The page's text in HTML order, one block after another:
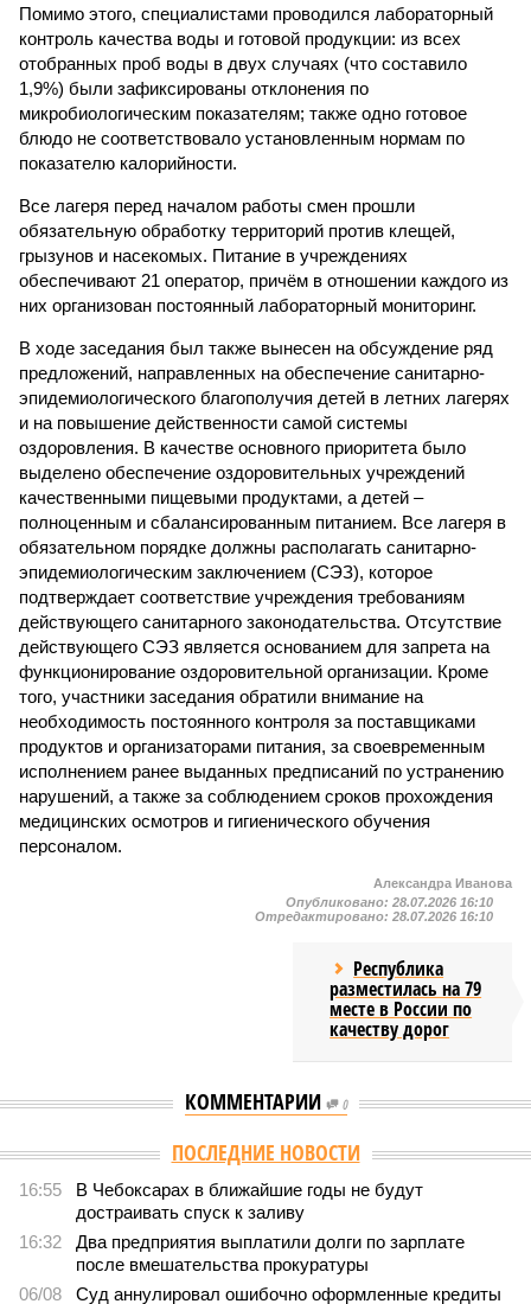
Помимо этого, специалистами проводился лабораторный
контроль качества воды и готовой продукции: из всех
отобранных проб воды в двух случаях (что составило
1,9%) были зафиксированы отклонения по
микробиологическим показателям; также одно готовое
блюдо не соответствовало установленным нормам по
показателю калорийности.
Все лагеря перед началом работы смен прошли
обязательную обработку территорий против клещей,
грызунов и насекомых. Питание в учреждениях
обеспечивают 21 оператор, причём в отношении каждого из
них организован постоянный лабораторный мониторинг.
В ходе заседания был также вынесен на обсуждение ряд
предложений, направленных на обеспечение санитарно-
эпидемиологического благополучия детей в летних лагерях
и на повышение действенности самой системы
оздоровления. В качестве основного приоритета было
выделено обеспечение оздоровительных учреждений
качественными пищевыми продуктами, а детей –
полноценным и сбалансированным питанием. Все лагеря в
обязательном порядке должны располагать санитарно-
эпидемиологическим заключением (СЭЗ), которое
подтверждает соответствие учреждения требованиям
действующего санитарного законодательства. Отсутствие
действующего СЭЗ является основанием для запрета на
функционирование оздоровительной организации. Кроме
того, участники заседания обратили внимание на
необходимость постоянного контроля за поставщиками
продуктов и организаторами питания, за своевременным
исполнением ранее выданных предписаний по устранению
нарушений, а также за соблюдением сроков прохождения
медицинских осмотров и гигиенического обучения
персоналом.
Александра Иванова
Опубликовано: 28.07.2026 16:10
Отредактировано: 28.07.2026 16:10
Республика
разместилась на 79
месте в России по
качеству дорог
КОММЕНТАРИИ 0
Версия //Общество //
В регионе учреждены удостоверения мастеров
В регионе учреждены удостоверения мастеров спорта по
борьбе керешу
Заткнуть за пояс